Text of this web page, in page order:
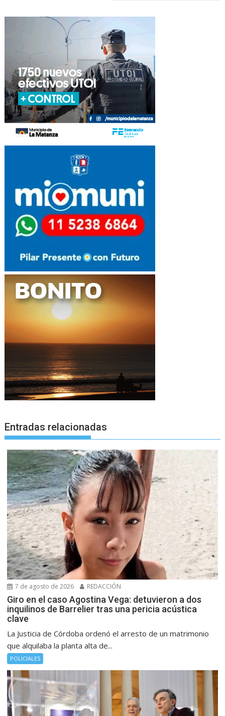
Entradas relacionadas
7 de agosto de 2026 REDACCIÓN
Giro en el caso Agostina Vega: detuvieron a dos
inquilinos de Barrelier tras una pericia acústica
clave
La Justicia de Córdoba ordenó el arresto de un matrimonio
que alquilaba la planta alta de...
POLICIALES